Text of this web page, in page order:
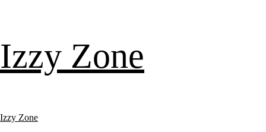
content
Izzy Zone
Primary
Izzy Zone